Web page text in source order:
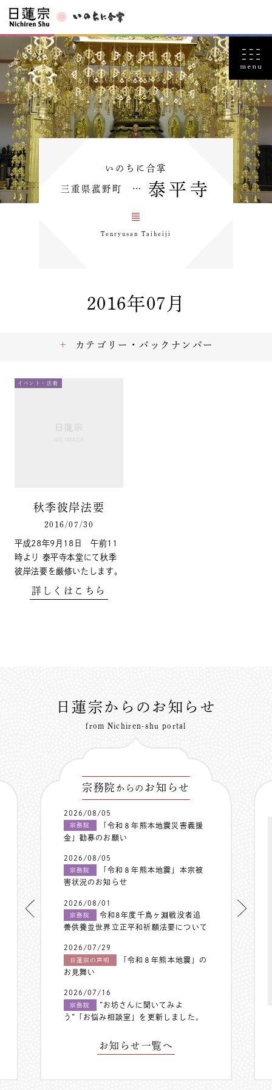
いのちに合掌
三重県菰野町 … 泰平寺
Tenryusan Taiheiji
2016年07月
イベント・活動
秋季彼岸法要
2016/07/30
平成28年9月18日 午前11
時より 泰平寺本堂にて秋季
彼岸法要を厳修いたします。
詳しくはこちら
カテゴリー・バックナンバー
日蓮宗からのお知らせ
from Nichiren-shu portal
宗務院 からの お知らせ
2026/08/05
宗務院
「令和８年熊本地震災害義援
金」勧募のお願い
2026/08/05
宗務院
「令和８年熊本地震」本宗被
害状況のお知らせ
2026/08/01
宗務院
令和8年度千鳥ヶ淵戦没者追
善供養並世界立正平和祈願法要について
2026/07/29
日蓮宗の声明
「令和８年熊本地震」の
お見舞い
2026/07/16
宗務院
”お坊さんに聞いてみよ
う”「お悩み相談室」を更新しました。
お知らせ一覧へ